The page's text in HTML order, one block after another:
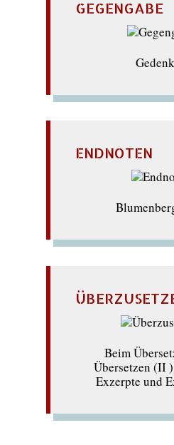
GEGENGABE
ENDNOTEN
Beim
Übersetzen (II
Exzerpte und